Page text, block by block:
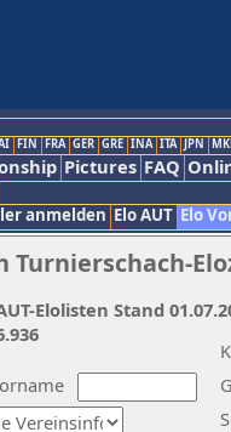
FIN FRA GER GRE INA ITA JPN
Pictures FAQ
anmelden Elo AUT Elo
Elolisten Stand